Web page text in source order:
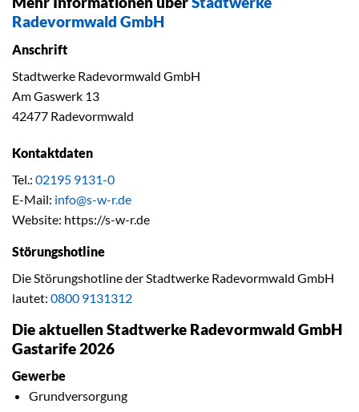
Radevormwald GmbH
Anschrift
Stadtwerke Radevormwald GmbH
Am Gaswerk 13
42477 Radevormwald
Kontaktdaten
Tel.: 02195 9131-0
E-Mail: info@s-w-r.de
Website: https://s-w-r.de
Störungshotline
Die Störungshotline der Stadtwerke Radevormwald GmbH
lautet: 0800 9131312
Die aktuellen Stadtwerke Radevormwald GmbH
Gastarife 2026
Gewerbe
Grundversorgung